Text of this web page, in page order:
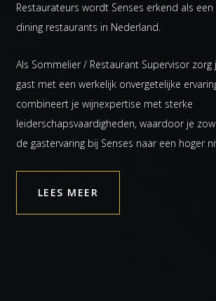
Restaurateurs wordt Senses erkend als
dining restaurants in Nederland.
Als Sommelier / Restaurant Supervisor
gast met een werkelijk onvergetelijke
combineert je wijnexpertise met sterke
leiderschapsvaardigheden, waardoor je
de gastervaring bij Senses naar een hoger
LEES MEER